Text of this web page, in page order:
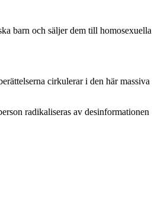
barn och säljer dem till homosexuella
cirkulerar i den här massiva
radikaliseras av desinformationen